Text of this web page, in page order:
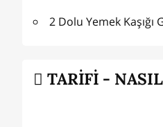
TARİFİ -